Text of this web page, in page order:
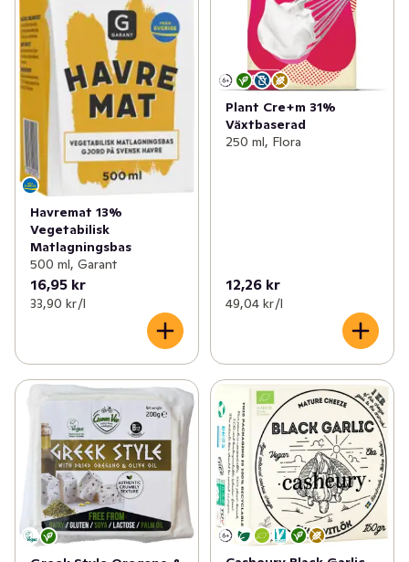
Havremat 13%
Vegetabilisk
Matlagningsbas
500 ml, Garant
16,95 kr
33,90 kr /l
Plant Cre+m 31%
Växtbaserad
250 ml, Flora
12,26 kr
49,04 kr /l